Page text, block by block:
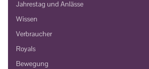
Jahrestag und Anlässe
Wissen
Verbraucher
Royals
Bewegung